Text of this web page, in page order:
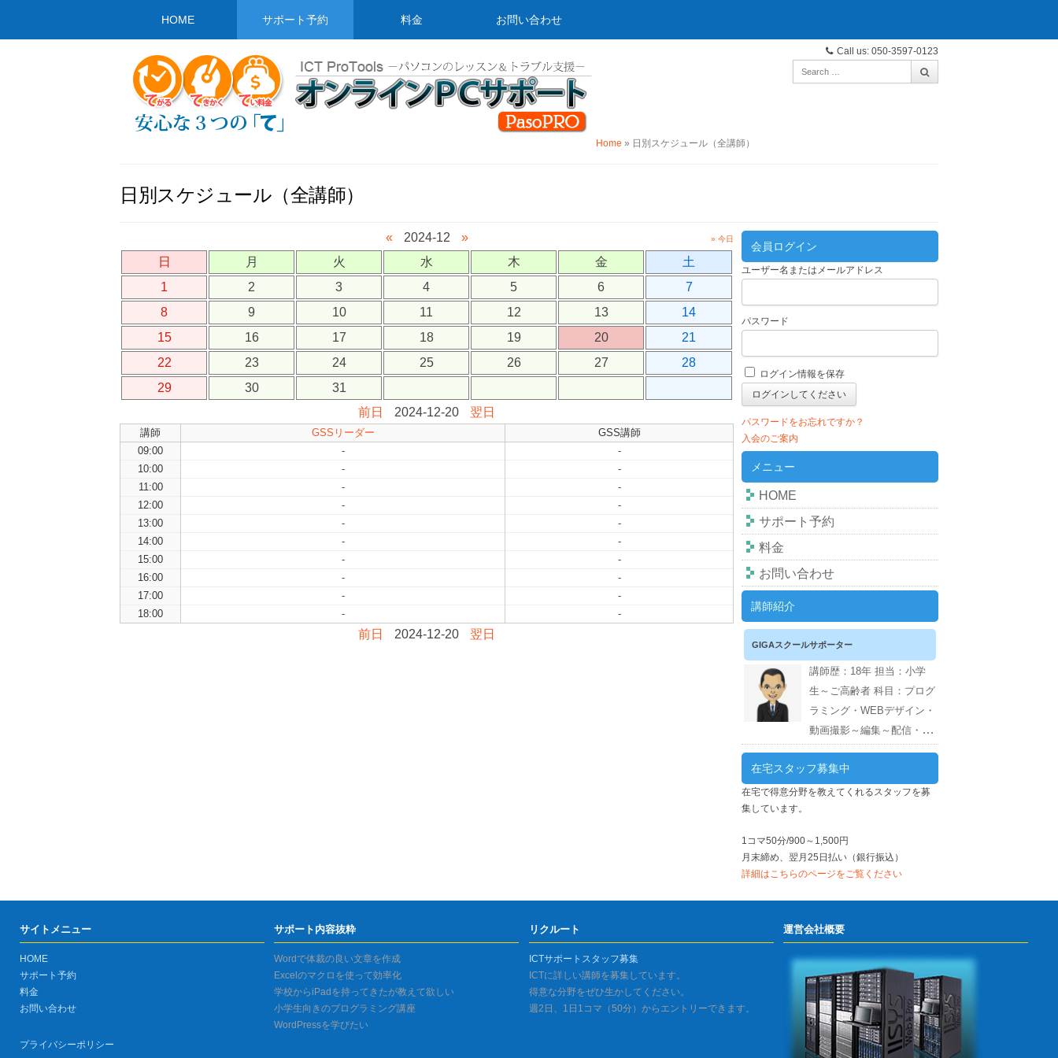
HOME サポート予約 料金 お問い合わせ
Call us: 050-3597-0123
Home » 日別スケジュール（全講師）
日別スケジュール（全講師）
« 2024-12 » » 今日
日 月 火 水 木 金
土
1
2 3 4 5 6
7
8
9 10 11 12 13
14
15
16 17 18 19 20
21
22
23 24 25 26 27
28
29
30
31
前日
2024-12-20 翌日
講師 GSSリーダー
GSS講師
09:00
-
-
10:00
-
-
11:00
-
-
12:00
-
-
13:00
-
-
14:00
-
-
15:00
-
-
16:00
-
-
17:00
-
-
18:00
- -
前日 2024-12-20 翌日
会員ログイン
ユーザー名またはメールアドレス
パスワード
ログイン情報を保存
パスワードをお忘れですか？
入会のご案内
メニュー
HOME
サポート予約
料金
お問い合わせ
講師紹介
GIGAスクールサポーター
講師歴：18年 担当：小学
生～ご高齢者 科目：プログ
ラミング・WEBデザイン・
動画撮影～編集～配信・サ
ーバー構築～運用 スキル：Photoshop・
Illustrator・Excel・Word・スクラッチ・
CANVA・EDIUS・AWS・ネット証券・
会計ソフト・WordPress・PHP・CSS・
在宅スタッフ募集中
在宅で得意分野を教えてくれるスタッフを募
集しています。
1コマ50分/900～1,500円
月末締め、翌月25日払い（銀行振込）
詳細はこちらのページをご覧ください
サイトメニュー
HOME
サポート予約
料金
お問い合わせ
プライバシーポリシー
サポート内容抜粋
Wordで体裁の良い文章を作成
Excelのマクロを使って効率化
学校からiPadを持ってきたが教えて欲しい
小学生向きのプログラミング講座
WordPressを学びたい
リクルート
ICTサポートスタッフ募集
ICTに詳しい講師を募集しています。
得意な分野をぜひ生かしてください。
週2日、1日1コマ（50分）からエントリーできます。
運営会社概要